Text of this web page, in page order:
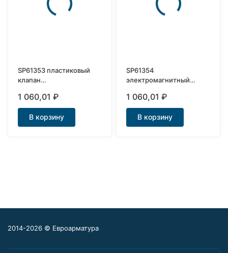
покупателей
SP61353 пластиковый
клапан
1 060,01₽
В корзину
SP61354
электромагнитный
1 060,01₽
В корзину
2014-2026 © Евроарматура